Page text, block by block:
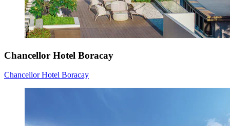
Chancellor Hotel Boracay
Chancellor Hotel Boracay